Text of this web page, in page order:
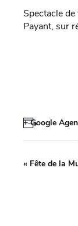
Spectacle
Payant, sur
+ Google
« Fête de la